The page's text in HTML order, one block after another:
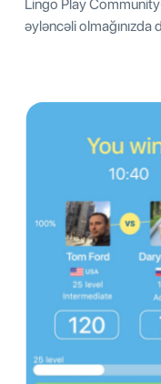
Lingo Play
əyləncəli olmağınızda